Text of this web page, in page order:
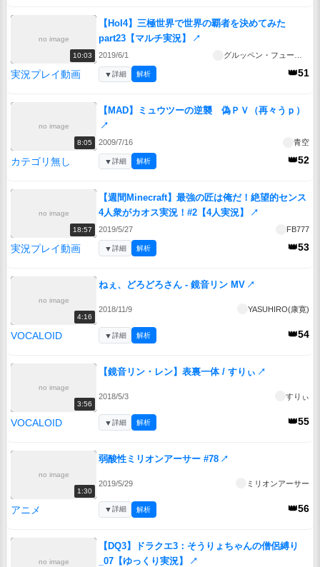
no image
10:03
【HoI4】三極世界で世界の覇者を決めてみた
part23【マルチ実況】
↗
2019/6/1 グルッペン・フューラー
実況プレイ動画 👑51
▼詳細 解析
no image
8:05
【MAD】ミュウツーの逆襲 偽ＰＶ（再々うｐ）
↗
2009/7/16 青空
カテゴリ無し 👑52
▼詳細 解析
no image
18:57
【週間Minecraft】最強の匠は俺だ！絶望的センス
4人衆がカオス実況！#2【4人実況】
↗
2019/5/27 FB777
実況プレイ動画 👑53
▼詳細 解析
no image
4:16
ねぇ、どろどろさん - 鏡音リン MV ↗
2018/11/9 YASUHIRO(康寛)
VOCALOID 👑54
▼詳細 解析
no image
3:56
【鏡音リン・レン】表裏一体 / すりぃ ↗
2018/5/3 すりぃ
VOCALOID 👑55
▼詳細 解析
no image
1:30
弱酸性ミリオンアーサー #78 ↗
2019/5/29 ミリオンアーサー
アニメ 👑56
▼詳細 解析
no image
【DQ3】ドラクエ3：そうりょちゃんの僧侶縛り
_07【ゆっくり実況】
↗